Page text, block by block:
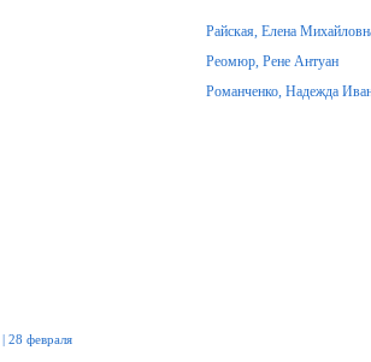
Райская, Елена
Реомюр, Рене Антуан
Романченко, Надежда
| 28 февраля